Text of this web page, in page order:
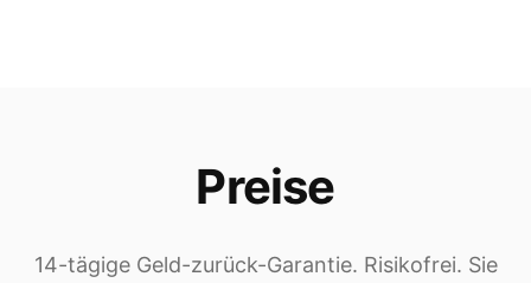
Preise
14-tägige Geld-zurück-Garantie. Risikofrei. Sie